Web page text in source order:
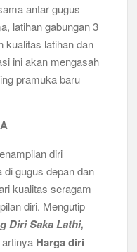
antar gugus
latihan gabungan 3
kualitas latihan dan
ini akan mengasah
pramuka baru
diri
gugus depan dan
kualitas seragam
diri. Mengutip
Diri Saka Lathi,
Harga diri